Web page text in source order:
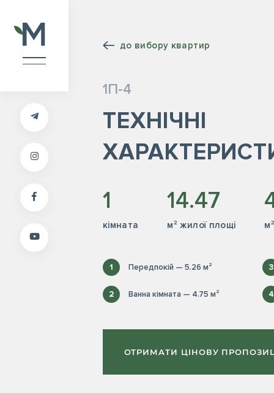
до вибору квартир
1П-4
ТЕХНІЧНІ
1
кiмната
14.47
м² жилої площі
1 Передпокій — 5.26 м²
2 Ванна кімната — 4.75 м²
3
4
ОТРИМАТИ ЦІНОВУ